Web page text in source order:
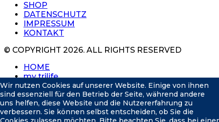
SHOP
DATENSCHUTZ
IMPRESSUM
KONTAKT
© COPYRIGHT 2026. ALL RIGHTS RESERVED
HOME
my trilife
swim
bike
run
shop
Wir nutzen Cookies auf unserer Website. Einige von ihnen
sind essenziell für den Betrieb der Seite, während andere
uns helfen, diese Website und die Nutzererfahrung zu
verbessern. Sie können selbst entscheiden, ob Sie die